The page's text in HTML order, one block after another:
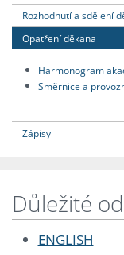
Rozhodnutí a sdělení
Opatření děkana
Harmonogram
Směrnice a
Zápisy
Důležité
ENGLISH